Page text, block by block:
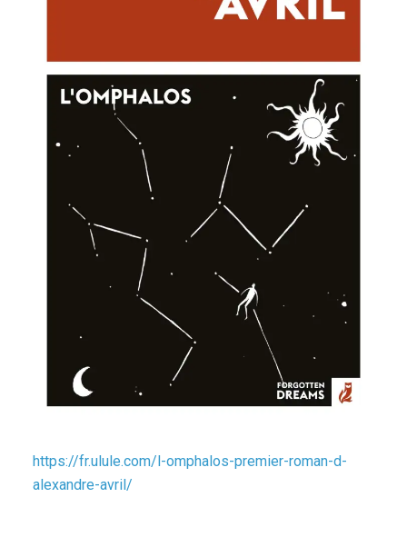
https://fr.ulule.com/l-omphalos-premier-roman-d-
alexandre-avril/